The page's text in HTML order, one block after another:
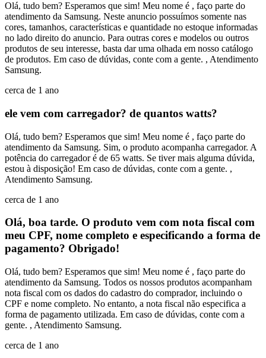
Olá, tudo bem? Esperamos que sim! Meu nome é , faço parte do
atendimento da Samsung. Neste anuncio possuímos somente nas
cores, tamanhos, características e quantidade no estoque informadas
no lado direito do anuncio. Para outras cores e modelos ou outros
produtos de seu interesse, basta dar uma olhada em nosso catálogo
de produtos. Em caso de dúvidas, conte com a gente. , Atendimento
Samsung.
cerca de 1 ano
ele vem com carregador? de quantos watts?
Olá, tudo bem? Esperamos que sim! Meu nome é , faço parte do
atendimento da Samsung. Sim, o produto acompanha carregador. A
potência do carregador é de 65 watts. Se tiver mais alguma dúvida,
estou à disposição! Em caso de dúvidas, conte com a gente. ,
Atendimento Samsung.
cerca de 1 ano
Olá, boa tarde. O produto vem com nota fiscal com
meu CPF, nome completo e especificando a forma de
pagamento? Obrigado!
Olá, tudo bem? Esperamos que sim! Meu nome é , faço parte do
atendimento da Samsung. Todos os nossos produtos acompanham
nota fiscal com os dados do cadastro do comprador, incluindo o
CPF e nome completo. No entanto, a nota fiscal não especifica a
forma de pagamento utilizada. Em caso de dúvidas, conte com a
gente. , Atendimento Samsung.
cerca de 1 ano